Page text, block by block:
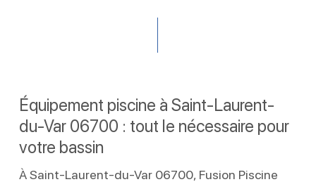
Équipement piscine à Saint-Laurent-
du-Var 06700 : tout le nécessaire pour
votre bassin
À Saint-Laurent-du-Var 06700, Fusion Piscine